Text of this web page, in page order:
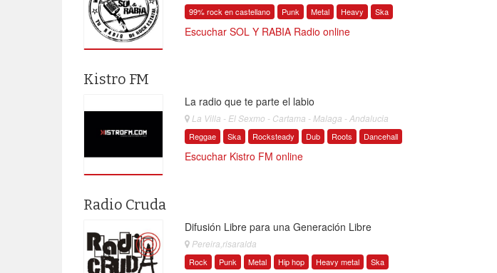
99% rock en castellano Punk Metal Heavy Ska
Escuchar SOL Y RABIA Radio online
Kistro FM
La radio que te parte el labio
La Villa - El Sexmo - Cartama - Malaga - Andalucia
Reggae Ska Rocksteady Dub Roots Dancehall
Escuchar Kistro FM online
Radio Cruda
Difusión Libre para una Generación Libre
Pereira,risaralda
Rock Punk Metal Hip hop Heavy metal Ska